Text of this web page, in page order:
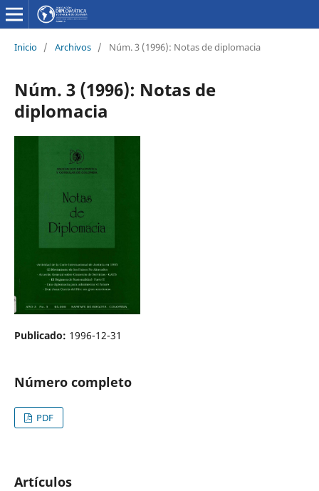
Inicio / Archivos / Núm. 3 (1996): Notas de diplomacia
Núm. 3 (1996): Notas de
diplomacia
Publicado: 1996-12-31
Número completo
PDF
Artículos